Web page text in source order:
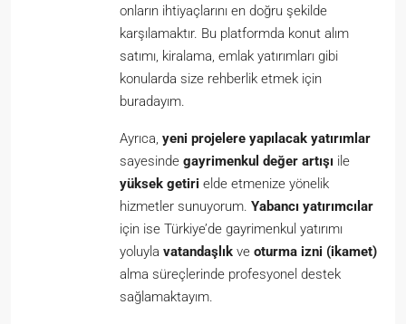
onların ihtiyaçlarını en doğru şekilde
karşılamaktır. Bu platformda konut alım
satımı, kiralama, emlak yatırımları gibi
konularda size rehberlik etmek için
buradayım.
Ayrıca, yeni projelere yapılacak yatırımlar
sayesinde gayrimenkul değer artışı ile
yüksek getiri elde etmenize yönelik
hizmetler sunuyorum. Yabancı yatırımcılar
için ise Türkiye’de gayrimenkul yatırımı
yoluyla vatandaşlık ve oturma izni (ikamet)
alma süreçlerinde profesyonel destek
sağlamaktayım.